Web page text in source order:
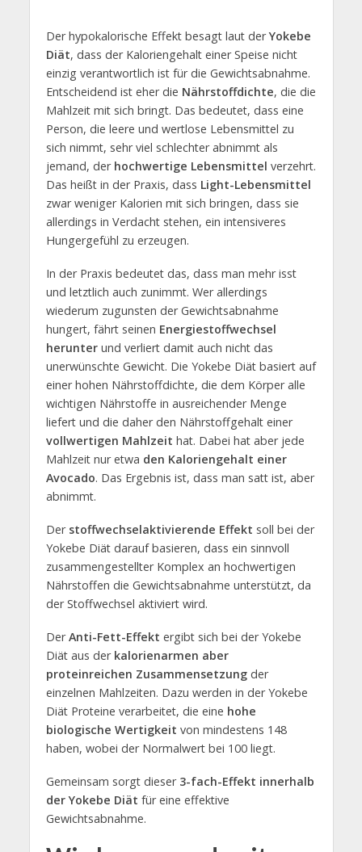
Der hypokalorische Effekt besagt laut derYokebe
Diät, dass der Kaloriengehalt einer Speise nicht
einzig verantwortlich ist für die Gewichtsabnahme.
Entscheidend ist eher die Nährstoffdichte, die die
Mahlzeit mit sich bringt. Das bedeutet, dass eine
Person, die leere und wertlose Lebensmittel zu
sich nimmt, sehr viel schlechter abnimmt als
jemand, der hochwertige Lebensmittel verzehrt.
Das heißt in der Praxis, dass Light-Lebensmittel
zwar weniger Kalorien mit sich bringen, dass sie
allerdings in Verdacht stehen, ein intensiveres
Hungergefühl zu erzeugen.
In der Praxis bedeutet das, dass man mehr isst
und letztlich auch zunimmt. Wer allerdings
wiederum zugunsten der Gewichtsabnahme
hungert, fährt seinen Energiestoffwechsel
herunterund verliert damit auch nicht das
unerwünschte Gewicht. Die Yokebe Diät basiert auf
einer hohen Nährstoffdichte, die dem Körper alle
wichtigen Nährstoffe in ausreichender Menge
liefert und die daher den Nährstoffgehalt einer
vollwertigen Mahlzeit hat. Dabei hat aber jede
Mahlzeit nur etwa den Kaloriengehalt einer
Avocado. Das Ergebnis ist, dass man satt ist, aber
abnimmt.
Der stoffwechselaktivierende Effekt soll bei der
Yokebe Diät darauf basieren, dass ein sinnvoll
zusammengestellter Komplex an hochwertigen
Nährstoffen die Gewichtsabnahme unterstützt, da
der Stoffwechsel aktiviert wird.
DerAnti-Fett-Effekt ergibt sich bei der Yokebe
Diät aus der kalorienarmen aber
proteinreichen Zusammensetzungder
einzelnen Mahlzeiten. Dazu werden in der Yokebe
Diät Proteine verarbeitet, die eine hohe
biologische Wertigkeit von mindestens 148
haben, wobei der Normalwert bei 100 liegt.
Gemeinsam sorgt dieser 3-fach-Effekt innerhalb
der Yokebe Diät für eine effektive
Gewichtsabnahme.